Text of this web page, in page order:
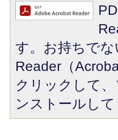
す。お持ちで
Reader（
クリックして
ンストールして